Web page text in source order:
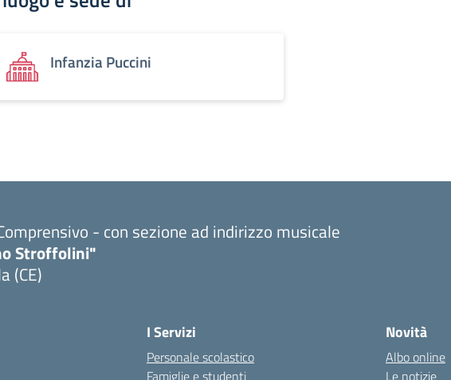
Infanzia Puccini
- con sezione ad indirizzo musicale
Stroffolini"
(CE)
I Servizi
Personale scolastico
Famiglie e studenti
Novità
Albo online
Le notizie